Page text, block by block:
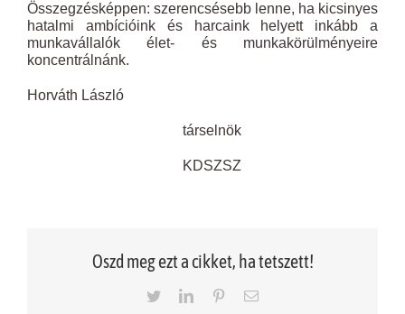
Összegzésképpen: szerencsésebb lenne, ha kicsinyes
hatalmi ambícióink és harcaink helyett inkább a
munkavállalók élet- és munkakörülményeire
koncentrálnánk.
Horváth László
társelnök
KDSZSZ
Oszd meg ezt a cikket, ha tetszett!
TwitterLinkedInPinterestEmail